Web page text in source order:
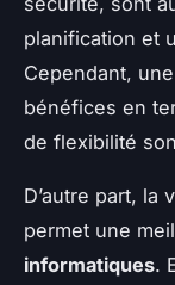
planification et
Cependant,
bénéfices en
de flexibilité
D’autre part, la
permet une
informatiques.